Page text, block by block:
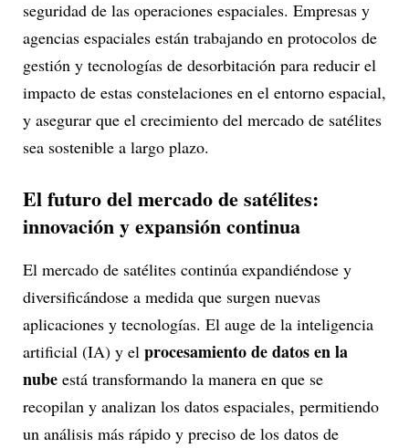
seguridad de las operaciones espaciales. Empresas y
agencias espaciales están trabajando en protocolos de
gestión y tecnologías de desorbitación para reducir el
impacto de estas constelaciones en el entorno espacial,
y asegurar que el crecimiento del mercado de satélites
sea sostenible a largo plazo.
El futuro del mercado de satélites:
innovación y expansión continua
El mercado de satélites continúa expandiéndose y
diversificándose a medida que surgen nuevas
aplicaciones y tecnologías. El auge de la inteligencia
artificial (IA) y el procesamiento de datos en la
nube está transformando la manera en que se
recopilan y analizan los datos espaciales, permitiendo
un análisis más rápido y preciso de los datos de